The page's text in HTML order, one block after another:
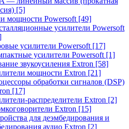
[5]
мощности Powersoft [49]
усилители Powersoft
усилители Powersoft [17]
усилители Powersoft [1]
звукоусиления Extron [58]
мощности Extron [21]
обработки сигналов (DSP)
[17]
распределители Extron [2]
Extron [15]
для деэмбедирования и
аудио Extron [2]